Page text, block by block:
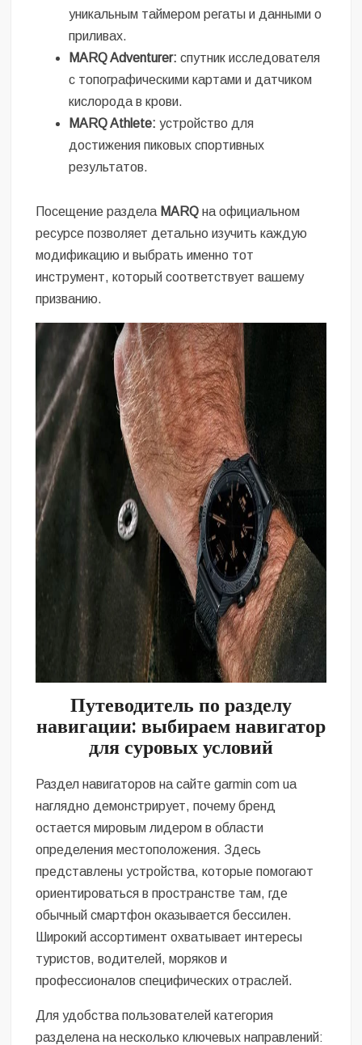
уникальным таймером регаты и данными о
приливах.
MARQ Adventurer: спутник исследователя
с топографическими картами и датчиком
кислорода в крови.
MARQ Athlete: устройство для
достижения пиковых спортивных
результатов.
Посещение раздела MARQ на официальном
ресурсе позволяет детально изучить каждую
модификацию и выбрать именно тот
инструмент, который соответствует вашему
призванию.
Путеводитель по разделу
навигации: выбираемнавигатор
для суровых условий
Раздел навигаторов на сайте garmin com ua
наглядно демонстрирует, почему бренд
остается мировым лидером в области
определения местоположения. Здесь
представлены устройства, которые помогают
ориентироваться в пространстве там, где
обычный смартфон оказывается бессилен.
Широкий ассортимент охватывает интересы
туристов, водителей, моряков и
профессионалов специфических отраслей.
Для удобства пользователей категория
разделена на несколько ключевых направлений: